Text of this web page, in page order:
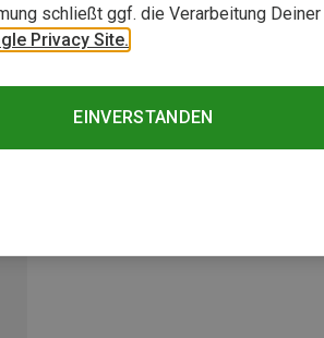
schließt ggf. die Verarbeitung Deiner
Privacy Site.
EINVERSTANDEN